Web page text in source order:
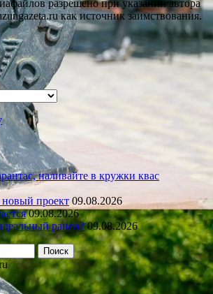
разрешено при указании автора
как источник заимствования.
наливайте в кружки квас
проект 09.08.2026
09.08.2026
ранец? 09.08.2026